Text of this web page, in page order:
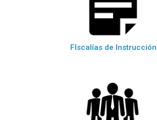
FIscalías de Instrucción